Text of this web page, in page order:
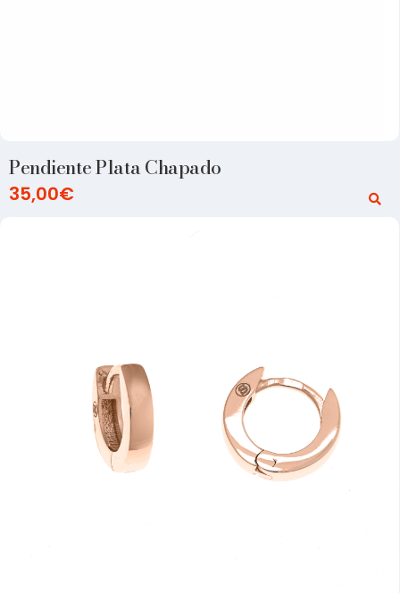
Pendiente Plata Chapado
35,00€